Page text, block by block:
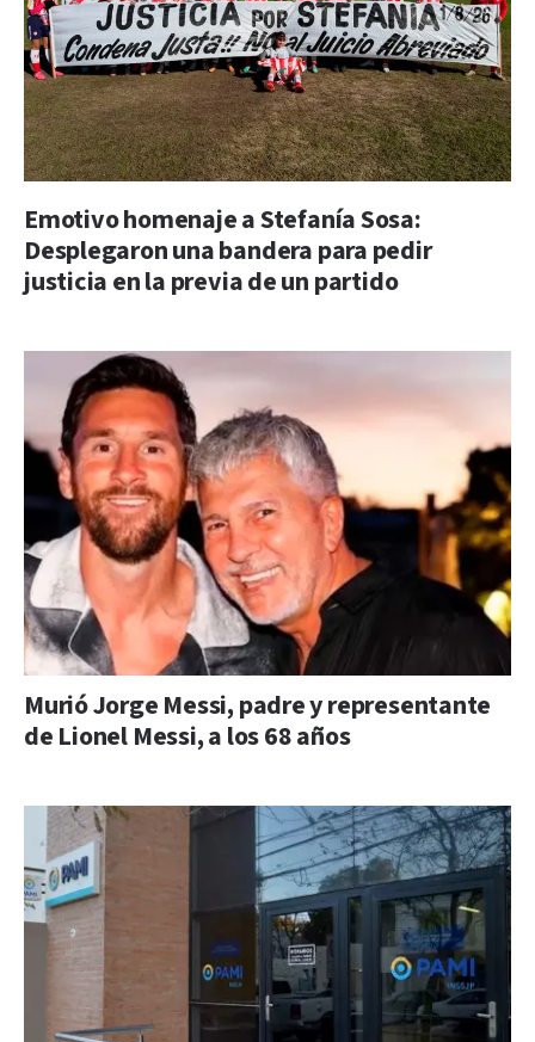
Emotivo homenaje a Stefanía Sosa:
Desplegaron una bandera para pedir
justicia en la previa de un partido
Murió Jorge Messi, padre y representante
de Lionel Messi, a los 68 años